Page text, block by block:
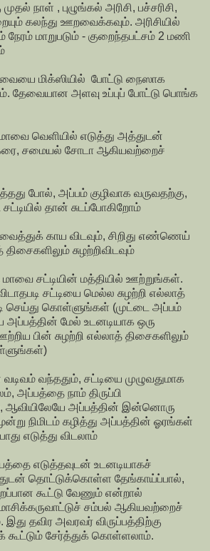
நாள் , புழுங்கல் அரிசி, பச்சரிசி,
கலந்து ஊறவைக்கவும். அரிசியில்
மாறுபடும் - குறைந்தபட்சம் 2 மணி
மிக்ஸியில் போட்டு நைஸாக
தேவையான அளவு உப்புப் போட்டு பொங்க
வெளியில் எடுத்து அத்துடன்
சமையல் சோடா ஆகியவற்றைச்
போல், அப்பம் குழிவாக வருவதற்கு,
தான் சுடப்போகிறோம்
காய விடவும், சிறிது எண்ணெய்
சுழற்றிவிடவும்
சட்டியின் மத்தியில் ஊற்றுங்கள்.
சட்டியை மெல்ல சுழற்றி எல்லாத்
செய்து கொள்ளுங்கள் (முட்டை அப்பம்
அப்பத்தின் மேல் உடனடியாக ஒரு
பின் சுழற்றி எல்லாத் திசைகளிலும்
வந்ததும், சட்டியை முழுவதுமாக
அப்பத்தை நாம் திருப்பி
ஆவியிலேயே அப்பத்தின் இன்னொரு
நிமிடம் கழித்து அப்பத்தின் ஓரங்கள்
எடுத்து விடலாம்
எடுத்தவுடன் உடனடியாகச்
தொட்டுக்கொள்ள தேங்காய்ப்பால்,
கூட்டு வேணும் என்றால்
சம்பல் ஆகியவற்றைச்
தவிர அவரவர் விருப்பத்திற்கு
கூட்டும் சேர்த்துக் கொள்ளலாம்.